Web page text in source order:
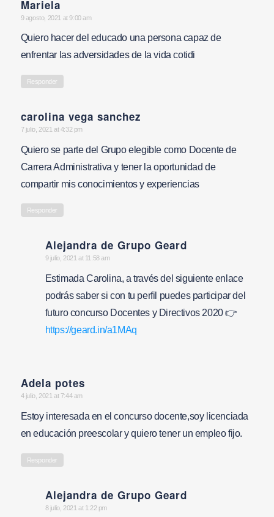
Mariela
says:
9 agosto, 2021 at 9:00 am
Quiero hacer del educado una persona capaz de
enfrentar las adversidades de la vida cotidi
Responder
carolina vega sanchez
says:
7 julio, 2021 at 4:32 pm
Quiero se parte del Grupo elegible como Docente de
Carrera Administrativa y tener la oportunidad de
compartir mis conocimientos y experiencias
Responder
Alejandra de Grupo Geard
says:
9 julio, 2021 at 11:58 am
Estimada Carolina, a través del siguiente enlace
podrás saber si con tu perfil puedes participar del
futuro concurso Docentes y Directivos 2020 👉
https://geard.in/a1MAq
Adela potes
says:
4 julio, 2021 at 7:44 am
Estoy interesada en el concurso docente,soy licenciada
en educación preescolar y quiero tener un empleo fijo.
Responder
Alejandra de Grupo Geard
says:
8 julio, 2021 at 1:22 pm